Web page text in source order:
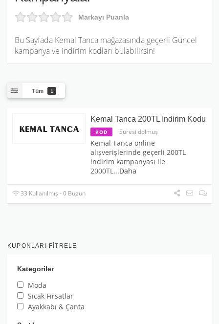
Markayı Puanla
Bu Sayfada Kemal Tanca mağazasında geçerli Güncel
kampanya ve indirim kodları bulabilirsin!
Tüm 1
Kemal Tanca 200TL İndirim Kodu
KOD Süresi dolmuş
Kemal Tanca online
alışverişlerinde geçerli 200TL
indirim kampanyası ile
2000TL...Daha
33 Kullanılmış - 0 Bugün
KUPONLARI FITRELE
Kategoriler
Moda
Sıcak Fırsatlar
Ayakkabı & Çanta